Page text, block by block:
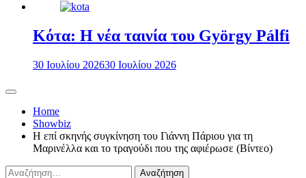
Κότα: Η νέα ταινία του György Pálfi
30 Ιουλίου 202630 Ιουλίου 2026
Home
Showbiz
Η επί σκηνής συγκίνηση του Γιάννη Πάριου για τη
Μαρινέλλα και το τραγούδι που της αφιέρωσε (Βίντεο)
Αναζήτηση